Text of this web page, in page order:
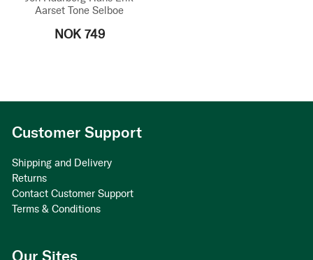
Aarset Tone Selboe
NOK 749
Customer Support
Shipping and Delivery
Returns
Contact Customer Support
Terms & Conditions
Our Sites